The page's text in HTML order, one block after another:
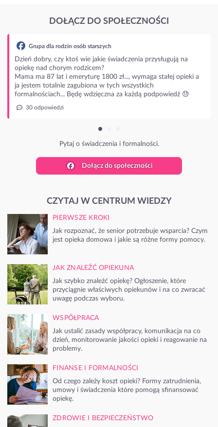
DOŁĄCZ DO SPOŁECZNOŚCI
przysługują na
wymaga stałej opieki a
każdą podpowiedź 😓
Dołącz do społeczności
CZYTAJ W CENTRUM WIEDZY
PIERWSZE KROKI
Jak rozpoznać, że senior potrzebuje wsparcia? Czym
jest opieka domowa i jakie są różne formy pomocy.
JAK ZNALEŹĆ OPIEKUNA
Jak szybko znaleźć opiekę? Ogłoszenie, które
przyciągnie właściwych opiekunów i na co zwracać
uwagę podczas wyboru.
WSPÓŁPRACA
Jak ustalić zasady współpracy, komunikacja na co
dzień, monitorowanie jakości opieki i reagowanie na
problemy.
FINANSE I FORMALNOŚCI
Od czego zależy koszt opieki? Formy zatrudnienia,
umowy i świadczenia które pomogą sfinansować
opiekę.
ZDROWIE I BEZPIECZEŃSTWO